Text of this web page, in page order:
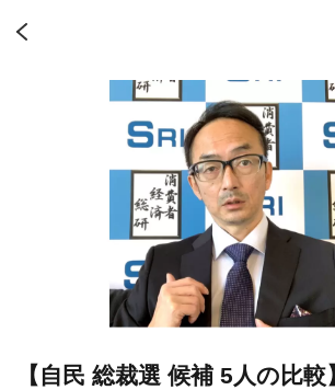
【自民 総裁選 候補 5人の比